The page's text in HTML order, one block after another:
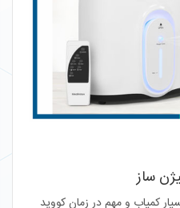
ساز
کمیاب و مهم در زمان کووید